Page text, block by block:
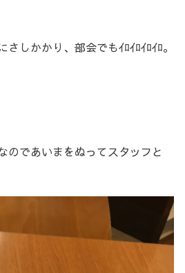
しかかり、部会でもｲﾛｲﾛｲﾛｲﾛ。
のであいまをぬってスタッフと